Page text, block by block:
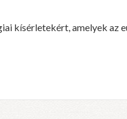
kísérletekért, amelyek az